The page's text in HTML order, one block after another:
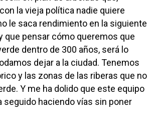
la vieja política nadie quiere
le saca rendimiento en la siguiente
que pensar cómo queremos que
dentro de 300 años, será lo
dejar a la ciudad. Tenemos
y las zonas de las riberas que no
Y me ha dolido que este equipo
seguido haciendo vías sin poner